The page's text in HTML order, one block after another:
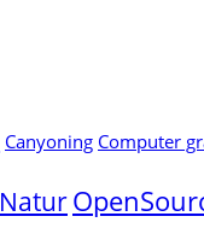
Canyoning Computer
Natur